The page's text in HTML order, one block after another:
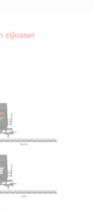
zijlosser